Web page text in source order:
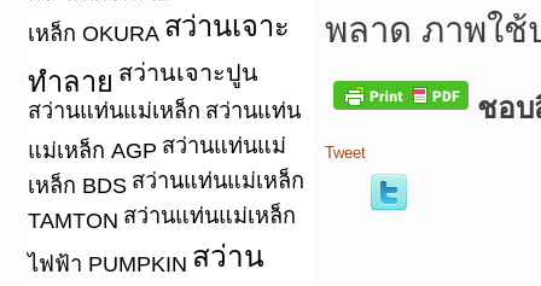
เหล็ก OKURA สว่านเจาะ
ทำลาย สว่านเจาะปูน
สว่านแท่นแม่เหล็ก สว่านแท่น
แม่เหล็ก AGP สว่านแท่นแม่
เหล็ก BDS สว่านแท่นแม่เหล็ก
TAMTON สว่านแท่นแม่เหล็ก
ไฟฟ้า PUMPKIN สว่าน
พลาด ภาพใ
ชอบ
Tweet